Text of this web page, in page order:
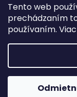
Tento web
prechádzaním
používaním.
Piatok, sobota,